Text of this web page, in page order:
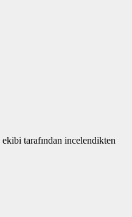
ekibi tarafından incelendikten